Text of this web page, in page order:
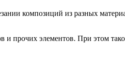
композиций из разных
и прочих элементов. При этом